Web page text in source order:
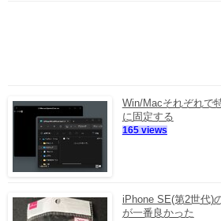
Win/Macそれぞれで
に固定する
165 views
iPhone SE(第2世代)
が一番良かった